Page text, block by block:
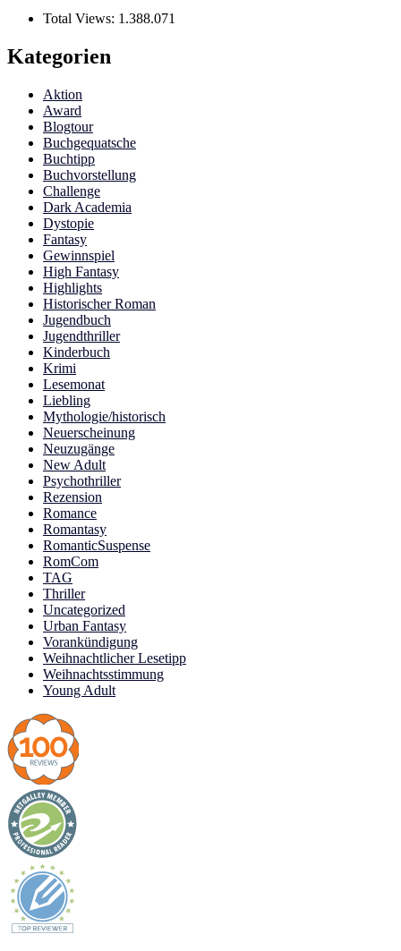
Total Views: 1.388.071
Kategorien
Aktion
Award
Blogtour
Buchgequatsche
Buchtipp
Buchvorstellung
Challenge
Dark Academia
Dystopie
Fantasy
Gewinnspiel
High Fantasy
Highlights
Historischer Roman
Jugendbuch
Jugendthriller
Kinderbuch
Krimi
Lesemonat
Liebling
Mythologie/historisch
Neuerscheinung
Neuzugänge
New Adult
Psychothriller
Rezension
Romance
Romantasy
RomanticSuspense
RomCom
TAG
Thriller
Uncategorized
Urban Fantasy
Vorankündigung
Weihnachtlicher Lesetipp
Weihnachtsstimmung
Young Adult